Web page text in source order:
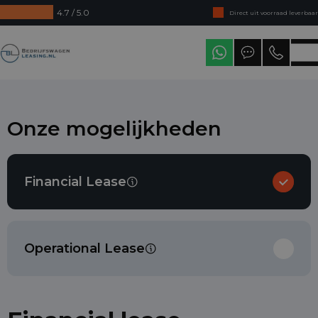
4.7 / 5.0
Direct uit voorraad leverbaar
Levering in heel Nederland
Onze mogelijkheden
Financial Lease
Operational Lease